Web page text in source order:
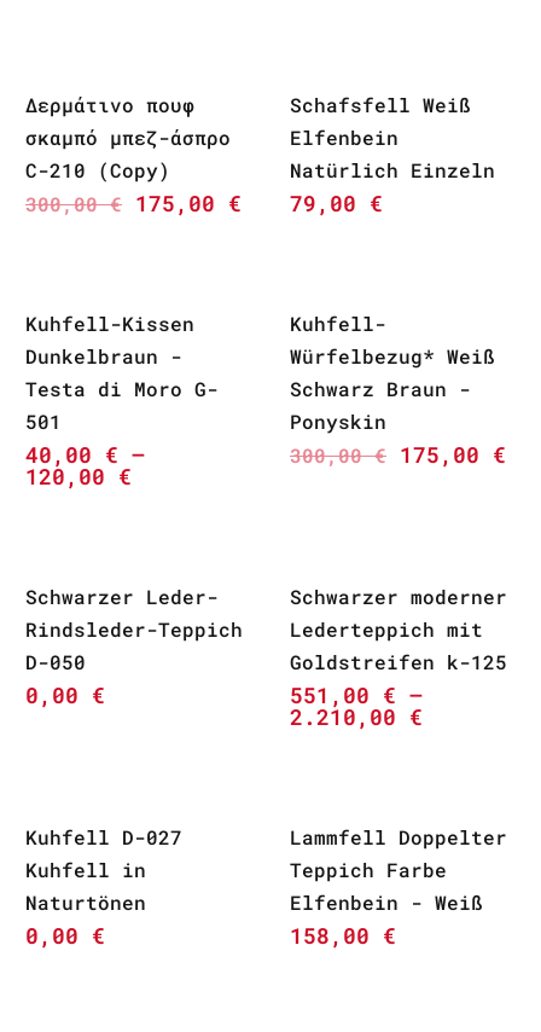
Δερμάτινο πουφ
σκαμπό μπεζ-άσπρο
C-210 (Copy)
300,00€ 175,00 €
Schafsfell Weiß
Elfenbein
Natürlich Einzeln
79,00 €
Kuhfell-Kissen
Dunkelbraun -
Testa di Moro G-
501
40,00 € –
120,00 €
Kuhfell-
Würfelbezug* Weiß
Schwarz Braun -
Ponyskin
300,00€ 175,00 €
Schwarzer Leder-
Rindsleder-Teppich
D-050
0,00 €
Schwarzer moderner
Lederteppich mit
Goldstreifen k-125
551,00 € –
2.210,00 €
Kuhfell D-027
Kuhfell in
Naturtönen
0,00 €
Lammfell Doppelter
Teppich Farbe
Elfenbein - Weiß
158,00 €